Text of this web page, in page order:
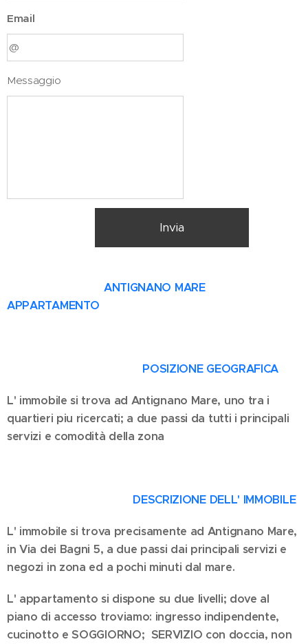
Email
Messaggio
Invia
ANTIGNANO MARE
APPARTAMENTO
POSIZIONE GEOGRAFICA
L' immobile si trova ad Antignano Mare, uno tra i
quartieri piu ricercati; a due passi da tutti i principali
servizi e comodità della zona
DESCRIZIONE DELL' IMMOBILE
L' immobile si trova precisamente ad Antignano Mare,
in Via dei Bagni 5, a due passi dai principali servizi e
negozi in zona ed a pochi minuti dal mare.
L' appartamento si dispone su due livelli; dove al
piano di accesso troviamo: ingresso indipendente,
cucinotto e SOGGIORNO; SERVIZIO con doccia, non